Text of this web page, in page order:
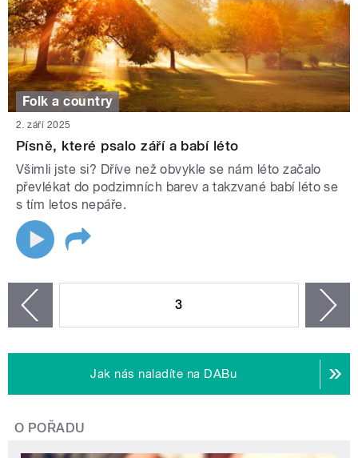
Folk a country
2. září 2025
Písně, které psalo září a babí léto
Všimli jste si? Dříve než obvykle se nám léto začalo
převlékat do podzimních barev a takzvané babí léto se
s tím letos nepáře.
3
Jak nás naladíte na DABu
O POŘADU